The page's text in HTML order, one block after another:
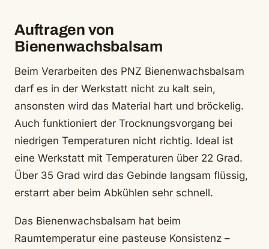
Auftragen von
Bienenwachsbalsam
Beim Verarbeiten des PNZ Bienenwachsbalsam
darf es in der Werkstatt nicht zu kalt sein,
ansonsten wird das Material hart und bröckelig.
Auch funktioniert der Trocknungsvorgang bei
niedrigen Temperaturen nicht richtig. Ideal ist
eine Werkstatt mit Temperaturen über 22 Grad.
Über 35 Grad wird das Gebinde langsam flüssig,
erstarrt aber beim Abkühlen sehr schnell.
Das Bienenwachsbalsam hat beim
Raumtemperatur eine pasteuse Konsistenz –